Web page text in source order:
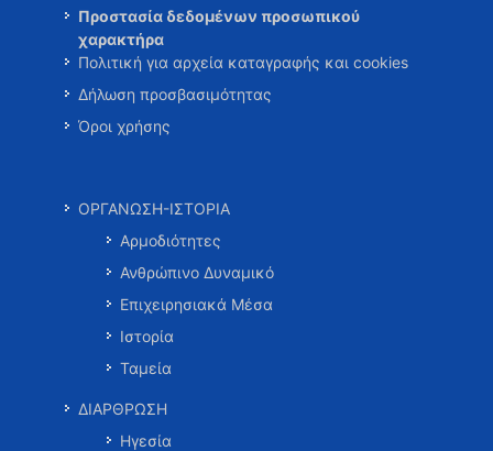
Προστασία δεδομένων προσωπικού
χαρακτήρα
Πολιτική για αρχεία καταγραφής και cookies
Δήλωση προσβασιμότητας
Όροι χρήσης
ΟΡΓΑΝΩΣΗ-ΙΣΤΟΡΙΑ
Αρμοδιότητες
Ανθρώπινο Δυναμικό
Επιχειρησιακά Μέσα
Ιστορία
Ταμεία
ΔΙΑΡΘΡΩΣΗ
Ηγεσία